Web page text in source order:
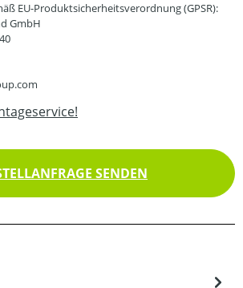
EU-Produktsicherheitsverordnung (GPSR):
GmbH
SENDEN